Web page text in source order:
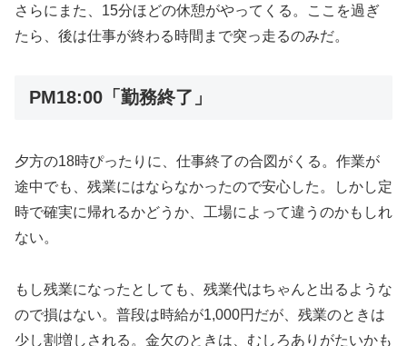
さらにまた、15分ほどの休憩がやってくる。ここを過ぎ
たら、後は仕事が終わる時間まで突っ走るのみだ。
PM18:00「勤務終了」
夕方の18時ぴったりに、仕事終了の合図がくる。作業が
途中でも、残業にはならなかったので安心した。しかし定
時で確実に帰れるかどうか、工場によって違うのかもしれ
ない。
もし残業になったとしても、残業代はちゃんと出るような
ので損はない。普段は時給が1,000円だが、残業のときは
少し割増しされる。金欠のときは、むしろありがたいかも